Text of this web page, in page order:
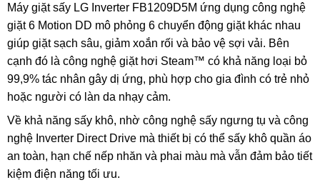
Máy giặt sấy LG Inverter FB1209D5M ứng dụng công nghệ
giặt 6 Motion DD mô phỏng 6 chuyển động giặt khác nhau
giúp giặt sạch sâu, giảm xoắn rối và bảo vệ sợi vải. Bên
cạnh đó là công nghệ giặt hơi Steam™ có khả năng loại bỏ
99,9% tác nhân gây dị ứng, phù hợp cho gia đình có trẻ nhỏ
hoặc người có làn da nhạy cảm.
Về khả năng sấy khô, nhờ công nghệ sấy ngưng tụ và công
nghệ Inverter Direct Drive mà thiết bị có thể sấy khô quần áo
an toàn, hạn chế nếp nhăn và phai màu mà vẫn đảm bảo tiết
kiệm điện năng tối ưu.